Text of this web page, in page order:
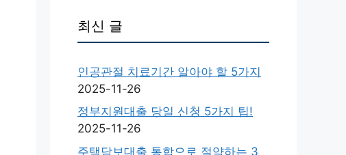
최신 글
인공관절 치료기간 알아야 할 5가지
2025-11-26
정부지원대출 당일 신청 5가지 팁!
2025-11-26
주택담보대출 통합으로 절약하는 3